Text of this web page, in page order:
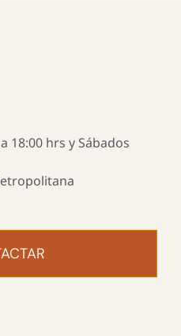
18:00 hrs y Sábados